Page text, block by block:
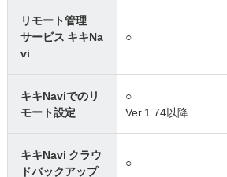
リモート管理
サービス キキNa
vi
○
キキNaviでのリ
モート設定
○
Ver.1.74以降
キキNavi クラウ
ドバックアップ
○